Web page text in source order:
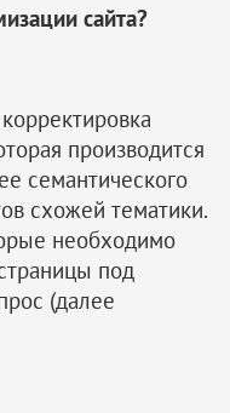
сайта?
производится
семантического
схожей тематики.
необходимо
под
(далее